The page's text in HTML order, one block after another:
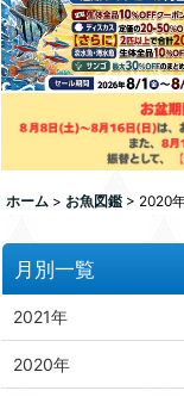
ホーム > お魚図鑑 > 2020
月別一覧
2021年
2020年